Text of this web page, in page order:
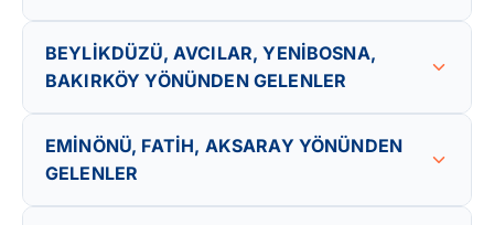
BEYLİKDÜZÜ, AVCILAR, YENİBOSNA,
BAKIRKÖY YÖNÜNDEN GELENLER
EMİNÖNÜ, FATİH, AKSARAY YÖNÜNDEN
GELENLER